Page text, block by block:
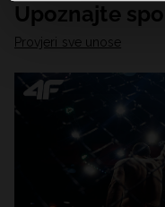
Upoznajte
Provjeri sve unose